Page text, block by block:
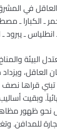
في
ـ الكبارا ـ
ـ يبرود
حوالي 12000 تعتدل
ويزداد
تبني قراها
وبقيت
نحو ظهور
للمدافن.